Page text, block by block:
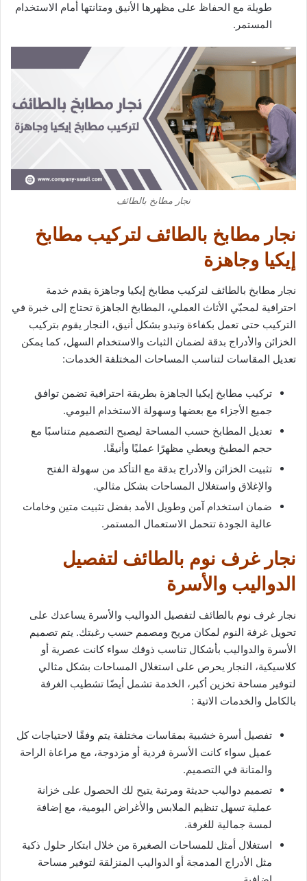
طويلة مع الحفاظ على مظهرها الأنيق ومتانتها أمام الاستخدام
المستمر.
نجار مطابخ بالطائف
نجار مطابخ بالطائف لتركيب مطابخ
إيكيا وجاهزة
نجار مطابخ بالطائف لتركيب مطابخ إيكيا وجاهزة يقدم خدمة
احترافية لمحبّي الأثاث العملي، المطابخ الجاهزة تحتاج إلى خبرة في
التركيب حتى تعمل بكفاءة وتبدو بشكل أنيق، النجار يقوم بتركيب
الخزائن والأدراج بدقة لضمان الثبات والاستخدام السهل، كما يمكن
تعديل المقاسات لتناسب المساحات المختلفة الخدمات:
تركيب مطابخ إيكيا الجاهزة بطريقة احترافية تضمن توافق
جميع الأجزاء مع بعضها وسهولة الاستخدام اليومي.
تعديل المطابخ حسب المساحة ليصبح التصميم متناسبًا مع
حجم المطبخ ويعطي مظهرًا عمليًا وأنيقًا.
تثبيت الخزائن والأدراج بدقة مع التأكد من سهولة الفتح
والإغلاق واستغلال المساحات بشكل مثالي.
ضمان استخدام آمن وطويل الأمد بفضل تثبيت متين وخامات
عالية الجودة تتحمل الاستعمال المستمر.
نجار غرف نوم بالطائف لتفصيل
الدواليب والأسرة
نجار غرف نوم بالطائف لتفصيل الدواليب والأسرة يساعدك على
تحويل غرفة النوم لمكان مريح ومصمم حسب رغبتك. يتم تصميم
الأسرة والدواليب بأشكال تناسب ذوقك سواء كانت عصرية أو
كلاسيكية، النجار يحرص على استغلال المساحات بشكل مثالي
لتوفير مساحة تخزين أكبر، الخدمة تشمل أيضًا تشطيب الغرفة
بالكامل والخدمات الاتية :
تفصيل أسرة خشبية بمقاسات مختلفة يتم وفقًا لاحتياجات كل
عميل سواء كانت الأسرة فردية أو مزدوجة، مع مراعاة الراحة
والمتانة في التصميم.
تصميم دواليب حديثة ومرتبة يتيح لك الحصول على خزانة
عملية تسهل تنظيم الملابس والأغراض اليومية، مع إضافة
لمسة جمالية للغرفة.
استغلال أمثل للمساحات الصغيرة من خلال ابتكار حلول ذكية
مثل الأدراج المدمجة أو الدواليب المنزلقة لتوفير مساحة